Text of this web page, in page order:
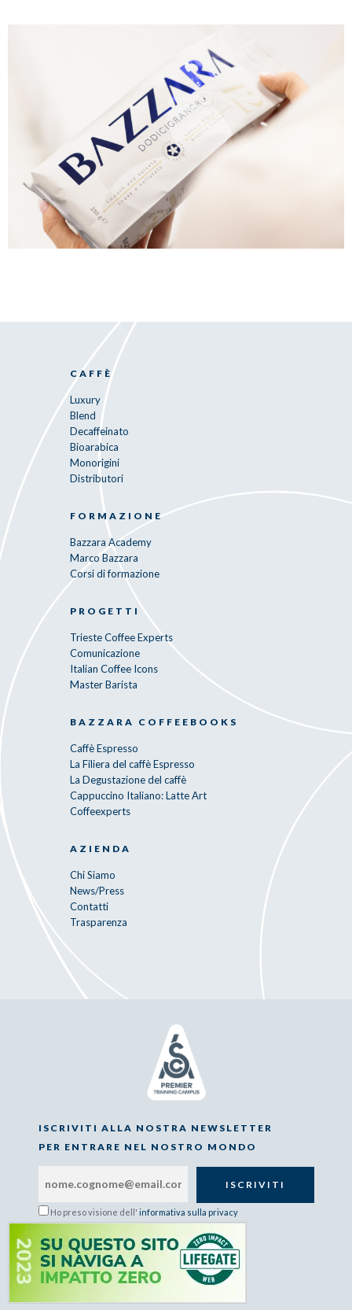
CAFFÈ
Luxury
Blend
Decaffeinato
Bioarabica
Monorigini
Distributori
FORMAZIONE
Bazzara Academy
Marco Bazzara
Corsi di formazione
PROGETTI
Trieste Coffee Experts
Comunicazione
Italian Coffee Icons
Master Barista
BAZZARA COFFEEBOOKS
Caffè Espresso
La Filiera del caffè Espresso
La Degustazione del caffè
Cappuccino Italiano: Latte Art
Coffeexperts
AZIENDA
Chi Siamo
News/Press
Contatti
Trasparenza
ISCRIVITI ALLA NOSTRA NEWSLETTER
PER ENTRARE NEL NOSTRO MONDO
Ho preso visione dell' informativa sulla privacy